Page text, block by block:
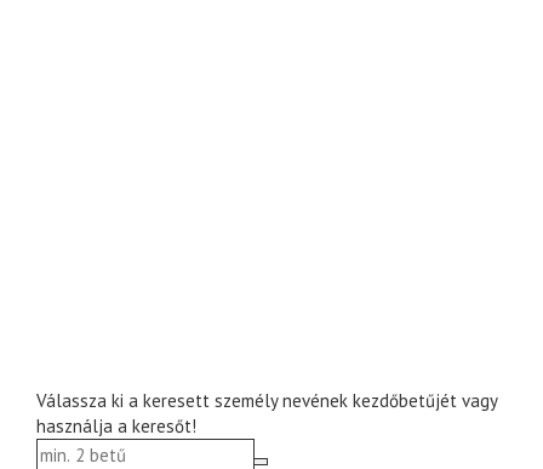
Válassza ki a keresett személy nevének kezdőbetűjét vagy
használja a keresőt!